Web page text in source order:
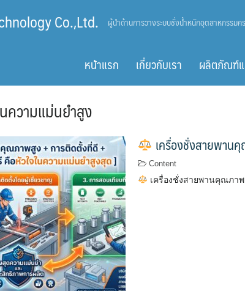
Co.,Ltd. ผู้นำด้านการวางระบบชั่งน้ำหนักอุตสาหกรรมค
หน้าแรก เกี่ยวกับเรา ผลิตภัณฑ์แ
ความแม่นยำสูง
เครื่องชั่งสายพาน
Content
เครื่องชั่งสายพานคุณภา